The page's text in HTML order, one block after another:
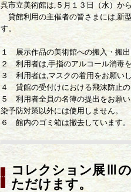
呉市立美術館は,５月１３日（水）か
貸館利用の主催者の皆さまには,新
す。
１ 展示作品の美術館への搬入・搬出
２ 利用者は,手指のアルコール消毒
３ 利用者は,マスクの着用をお願いし
４ 貸館の受付けにおける飛沫防止の
５ 利用者全員の名簿の提出をお願
染予防対策以外には使用しません。
６ 館内のゴミ箱は撤去しています
コレクション展Ⅲ
ただけます。